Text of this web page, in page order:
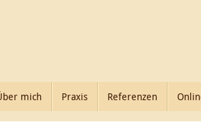
mich Praxis Referenzen